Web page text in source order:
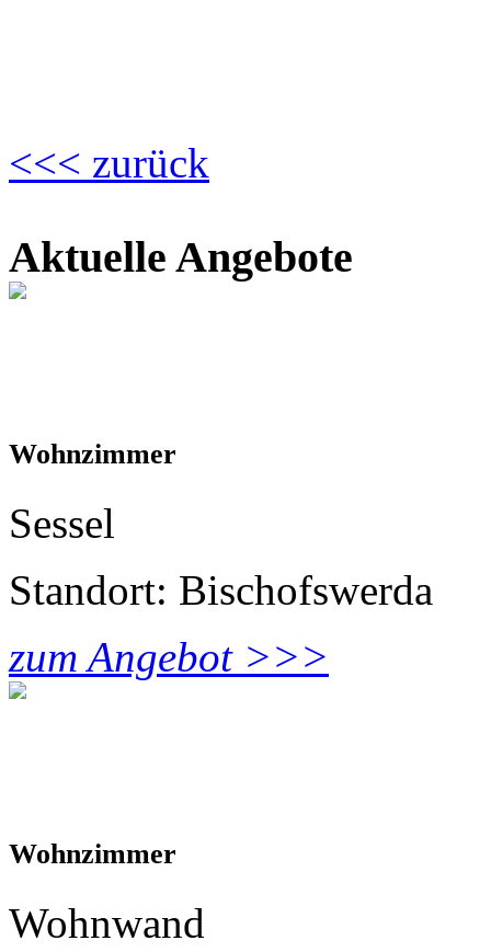
<<< zurück
Aktuelle Angebote
Wohnzimmer
Sessel
Standort: Bischofswerda
zum Angebot >>>
Wohnzimmer
Wohnwand